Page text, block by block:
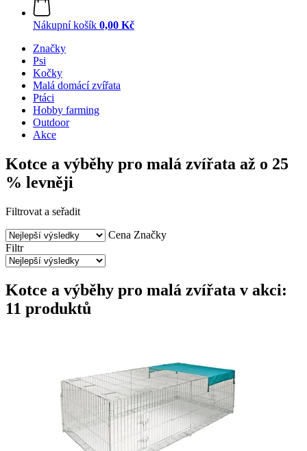
Nákupní košík 0,00 Kč
Značky
Psi
Kočky
Malá domácí zvířata
Ptáci
Hobby farming
Outdoor
Akce
Kotce a výběhy pro malá zvířata až o 25
% levněji
Filtrovat a seřadit
Cena Značky
Filtr
Kotce a výběhy pro malá zvířata v akci:
11 produktů